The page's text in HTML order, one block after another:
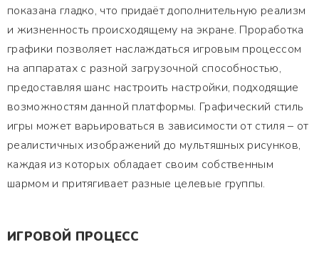
показана гладко, что придаёт дополнительную реализм
и жизненность происходящему на экране. Проработка
графики позволяет наслаждаться игровым процессом
на аппаратах с разной загрузочной способностью,
предоставляя шанс настроить настройки, подходящие
возможностям данной платформы. Графический стиль
игры может варьироваться в зависимости от стиля – от
реалистичных изображений до мультяшных рисунков,
каждая из которых обладает своим собственным
шармом и притягивает разные целевые группы.
ИГРОВОЙ ПРОЦЕСС